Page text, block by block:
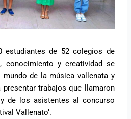
estudiantes de 52 colegios de
conocimiento y creatividad se
de la música vallenata y
trabajos que llamaron
de los asistentes al concurso
Vallenato’.